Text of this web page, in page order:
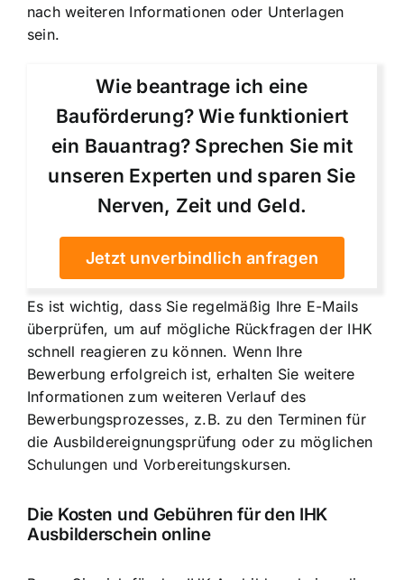
nach weiteren Informationen oder Unterlagen
sein.
Wie beantrage ich eine
Bauförderung? Wie funktioniert
ein Bauantrag? Sprechen Sie mit
unseren Experten und sparen Sie
Nerven, Zeit und Geld.
Jetzt unverbindlich anfragen
Es ist wichtig, dass Sie regelmäßig Ihre E-Mails
überprüfen, um auf mögliche Rückfragen der IHK
schnell reagieren zu können. Wenn Ihre
Bewerbung erfolgreich ist, erhalten Sie weitere
Informationen zum weiteren Verlauf des
Bewerbungsprozesses, z.B. zu den Terminen für
die Ausbildereignungsprüfung oder zu möglichen
Schulungen und Vorbereitungskursen.
Die Kosten und Gebühren für den IHK
Ausbilderschein online